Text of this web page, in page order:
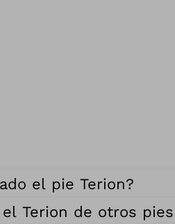
el pie Terion?
Terion de otros